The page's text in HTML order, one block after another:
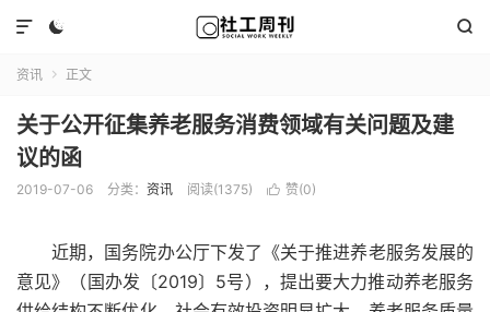
 

资讯  正文
关于公开征集养老服务消费领域有关问题及建
议的函
2019-07-06 分类： 资讯 阅读(1375)  赞(0)
近期，国务院办公厅下发了《关于推进养老服务发展的
意见》（国办发〔2019〕5号），提出要大力推动养老服务